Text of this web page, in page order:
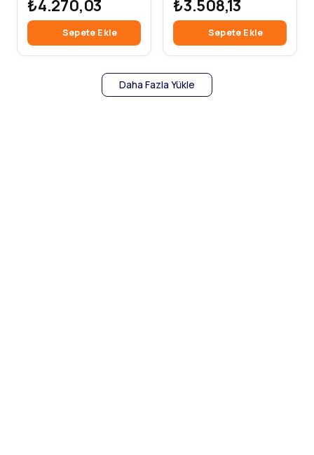
₺4.270,03
Sepete Ekle
₺3.508,13
Sepete Ekle
Daha Fazla Yükle